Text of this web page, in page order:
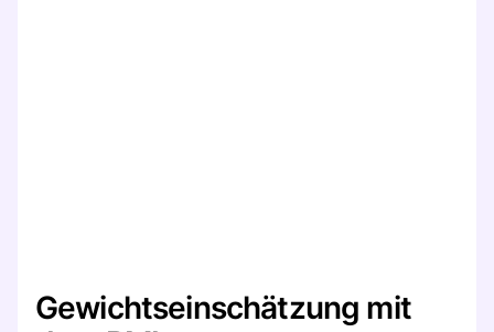
Gewichtseinschätzung mit